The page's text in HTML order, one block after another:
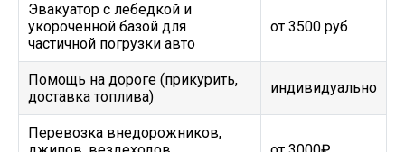
Эвакуатор с лебедкой и
укороченной базой для
частичной погрузки авто
от 3500 руб
Помощь на дороге (прикурить,
доставка топлива)
индивидуально
Перевозка внедорожников,